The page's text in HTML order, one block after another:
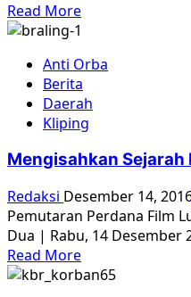
Read MoreRead
50
Orang
Bunuh
Diri
Bekas
Kuburan
Massal
PKI,
karena
Hantu?
Anti Orba
Berita
Daerah
Kliping
Mengisahkan Sejarah
Redaksi Desember 14,
Pemutaran Perdana Film
Dua | Rabu, 14 Desember
Read MoreRead
more